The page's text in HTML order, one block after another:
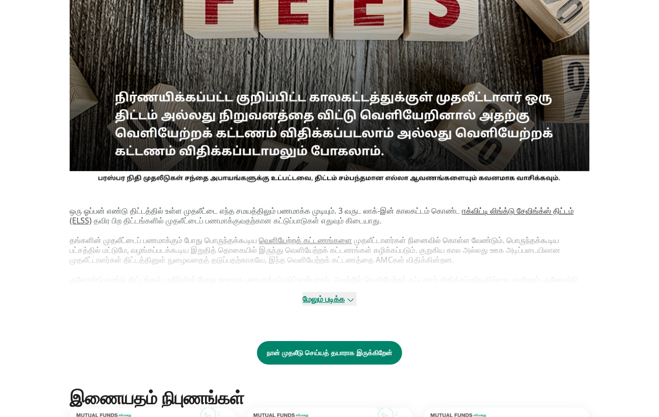
ஒரு ஓப்பன் எண்டு திட்டத்தில் உள்ள முதலீட்டை எந்த சமயத்திலும் பணமாக்க முடியும். 3 வருட லாக்-இன் காலகட்டம் கொண்டஈக்விட்டி லிங்க்டு சேவிங்க்ஸ் திட்டம்
(ELSS)தவிர பிற திட்டங்களில் முதலீட்டைப் பணமாக்குவதற்கான கட்டுப்பாடுகள் எதுவும் கிடையாது.
தங்களின் முதலீட்டைப் பணமாக்கும் போது பொருந்தக்கூடிய வெளியேற்றக் கட்டணங்களை முதலீட்டாளர்கள் நினைவில் கொள்ள வேண்டும். பொருந்தக்கூடிய
பட்சத்தில் மட்டுமே, வழங்கப்படக்கூடிய இறுதித் தொகையில் இருந்து வெளியேற்றக் கட்டணங்கள் கழிக்கப்படும். குறுகிய கால அல்லது ஊக அடிப்படையிலான
முதலீட்டாளர்கள் திட்டத்தினுள் நுழைவதைத் தடுப்பதற்காகவே, இந்த வெளியேற்றக் கட்டணத்தை AMCகள் விதிக்கின்றன.
மேலும் படிக்க
நான் முதலீடு செய்யத் தயாராக இருக்கிறேன்
இணையதம் நிபுணங்கள்